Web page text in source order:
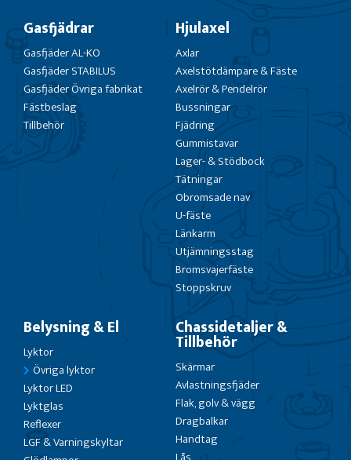
Gasfjädrar
Gasfjäder AL-KO
Gasfjäder STABILUS
Gasfjäder Övriga fabrikat
Fästbeslag
Tillbehör
Hjulaxel
Axlar
Axelstötdämpare & Fäste
Axelrör & Pendelrör
Bussningar
Fjädring
Gummistavar
Lager- & Stödbock
Tätningar
Obromsade nav
U-fäste
Länkarm
Utjämningsstag
Bromsvajerfäste
Stoppskruv
Belysning & El
Lyktor
Övriga lyktor
Lyktor LED
Lyktglas
Reflexer
LGF & Varningskyltar
Chassidetaljer &
Tillbehör
Skärmar
Avlastningsfjäder
Flak, golv & vägg
Dragbalkar
Handtag